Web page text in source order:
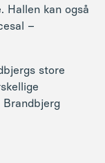
Hallen kan også
–
store